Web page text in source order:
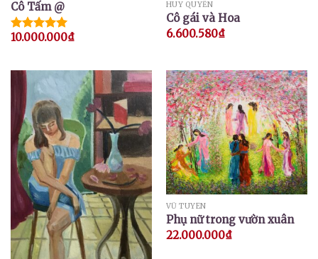
Cô Tấm @
Được xếp
10.000.000₫
HUY QUYỂN
Cô gái và Hoa
6.600.580₫
VŨ TUYÊN
Phụ nữ trong vườn xuân
22.000.000₫